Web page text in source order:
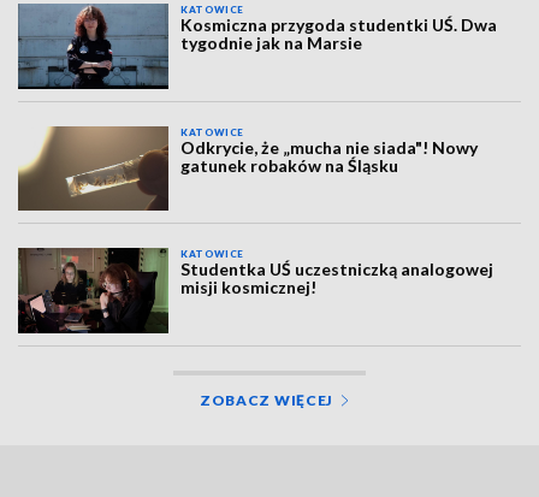
KATOWICE
Kosmiczna przygoda studentki UŚ. Dwa
tygodnie jak na Marsie
KATOWICE
Odkrycie, że „mucha nie siada"! Nowy
gatunek robaków na Śląsku
KATOWICE
Studentka UŚ uczestniczką analogowej
misji kosmicznej!
ZOBACZ WIĘCEJ